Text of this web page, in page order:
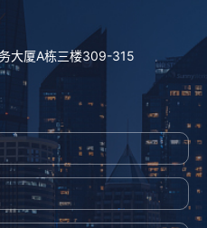
大厦A栋三楼309-315